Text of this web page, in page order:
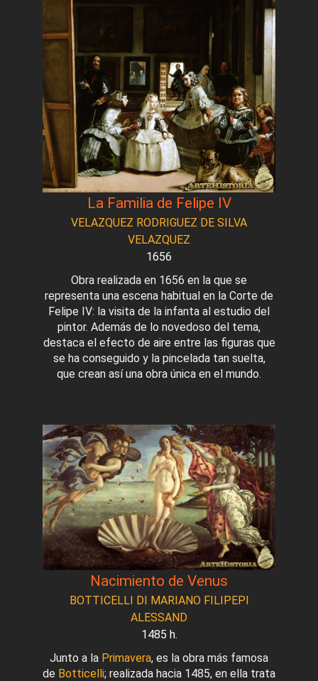
La Familia de Felipe IV
VELAZQUEZ RODRIGUEZ DE SILVA
VELAZQUEZ
1656
Obra realizada en 1656 en la que se
representa una escena habitual en la Corte de
Felipe IV: la visita de la infanta al estudio del
pintor. Además de lo novedoso del tema,
destaca el efecto de aire entre las figuras que
se ha conseguido y la pincelada tan suelta,
que crean así una obra única en el mundo.
Nacimiento de Venus
BOTTICELLI DI MARIANO FILIPEPI
ALESSAND
1485 h.
Junto a la Primavera, es la obra más famosa
de Botticelli; realizada hacia 1485, en ella trata